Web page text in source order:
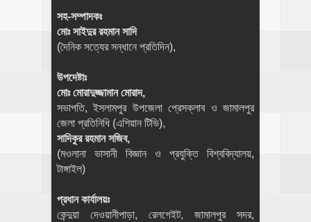
সহ-সম্পাদকঃ
মোঃ সাইদুর রহমান সাদি
(দৈনিক সত্যের সন্ধানে প্রতিদিন),
উপদেষ্টাঃ
মোঃ মোরাদুজ্জামান মোরাদ,
সভাপতি, ইসলামপুর উপজেলা প্রেসক্লাব ও জামালপুর
জেলা প্রতিনিধি (এশিয়ান টিভি),
সাদিকুর রহমান সজিব,
(মওলানা ভাসানী বিজ্ঞান ও প্রযুক্তি বিশ্ববিদ্যালয়,
টাঙ্গাইল)
প্রধান কার্যালয়ঃ
কেন্দুয়া দেওয়ানীপাড়া, রেলগেইট, জামালপুর সদর,